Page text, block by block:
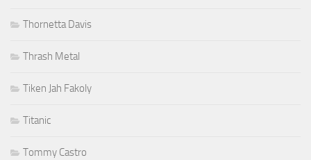
Thornetta Davis
Thrash Metal
Tiken Jah Fakoly
Titanic
Tommy Castro